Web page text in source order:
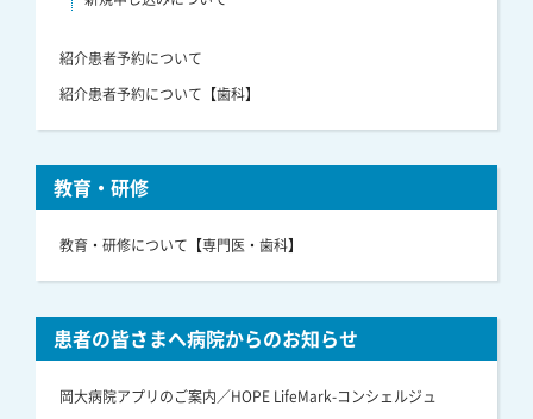
紹介患者予約について
紹介患者予約について【歯科】
教育・研修
教育・研修について【専門医・歯科】
患者の皆さまへ病院からのお知らせ
岡大病院アプリのご案内／HOPE LifeMark-コンシェルジュ